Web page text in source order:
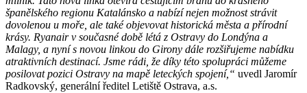
španělského regionu Katalánsko a nabízí nejen možnost strávit
dovolenou u moře, ale také objevovat historická města a přírodní
krásy. Ryanair v současné době létá z Ostravy do Londýna a
Malagy, a nyní s novou linkou do Girony dále rozšiřujeme nabídku
atraktivních destinací. Jsme rádi, že díky této spolupráci můžeme
posilovat pozici Ostravy na mapě leteckých spojení,“ uvedl Jaromír
Radkovský, generální ředitel Letiště Ostrava, a.s.